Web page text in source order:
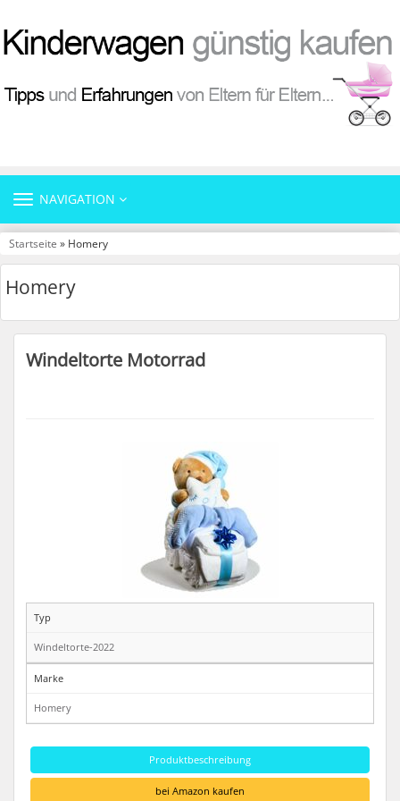
TOGGLE
NAVIGATION
Startseite » Homery
Homery
Windeltorte Motorrad
Typ
Windeltorte-2022
Marke
Homery
Produktbeschreibung
bei Amazon kaufen